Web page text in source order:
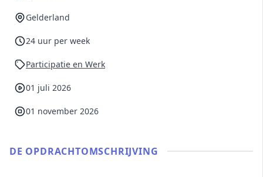
Ben je al lid?
Gelderland
24 uur per week
Participatie en Werk
01 juli 2026
01 november 2026
DE OPDRACHT­OMSCHRIJVING